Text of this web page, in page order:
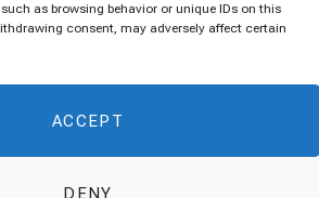
as browsing behavior or unique IDs on this
consent, may adversely affect certain
ACCEPT
DENY
2025